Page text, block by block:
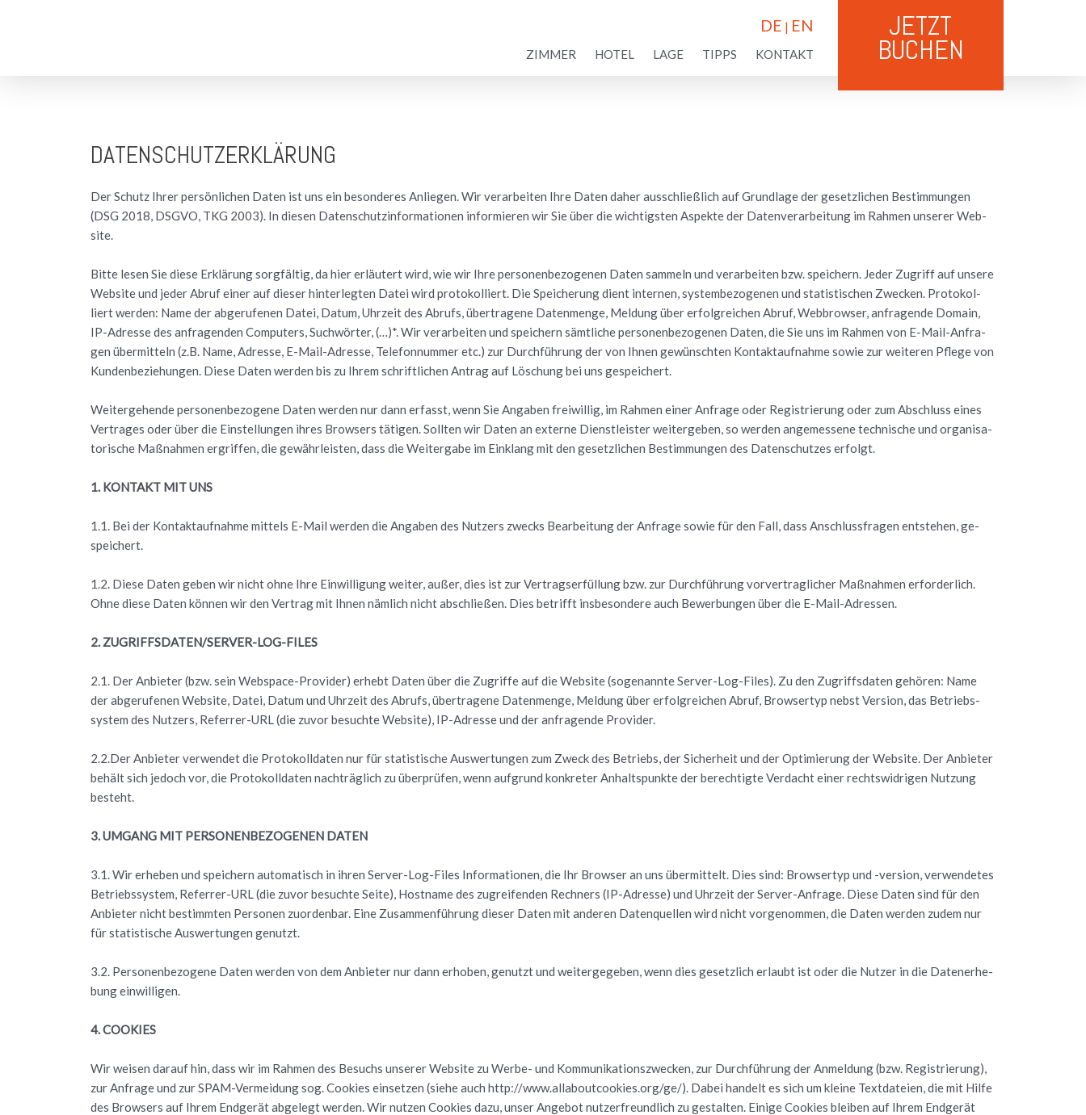
DE | EN
ZIMMER HOTEL LAGE TIPPS KONTAKT
JETZT
BUCHEN
DATENSCHUTZERKLÄRUNG
Der Schutz Ihrer per­sön­li­chen Daten ist uns ein be­son­de­res An­lie­gen. Wir ver­ar­bei­ten Ihre Daten daher aus­schlie­ß­lich auf Grund­la­ge der ge­setz­li­chen Be­stim­mun­gen
(DSG 2018, DSGVO, TKG 2003). In die­sen Da­ten­schutz­in­for­ma­tio­nen in­for­mie­ren wir Sie über die wich­tigs­ten As­pek­te der Da­ten­ver­ar­bei­tung im Rah­men un­se­rer Web­
site.
Bitte lesen Sie diese Er­klä­rung sorg­fäl­tig, da hier er­läu­tert wird, wie wir Ihre per­so­nen­be­zo­ge­nen Daten sam­meln und ver­ar­bei­ten bzw. spei­chern. Jeder Zu­griff auf un­se­re
Web­site und jeder Abruf einer auf die­ser hin­ter­leg­ten Datei wird pro­to­kol­liert. Die Spei­che­rung dient in­ter­nen, sys­tem­be­zo­ge­nen und sta­tis­ti­schen Zwe­cken. Pro­to­kol­
liert wer­den: Name der ab­ge­ru­fe­nen Datei, Datum, Uhr­zeit des Ab­rufs, über­tra­ge­ne Da­ten­men­ge, Mel­dung über er­folg­rei­chen Abruf, Web­brow­ser, an­fra­gen­de Do­main,
IP-Adres­se des an­fra­gen­den Com­pu­ters, Such­wör­ter, (…)*. Wir ver­ar­bei­ten und spei­chern sämt­li­che per­so­nen­be­zo­ge­nen Daten, die Sie uns im Rah­men von E-Mail-An­fra­
gen über­mit­teln (z.B. Name, Adres­se, E-Mail-Adres­se, Te­le­fon­num­mer etc.) zur Durch­füh­rung der von Ihnen ge­wünsch­ten Kon­takt­auf­nah­me sowie zur wei­te­ren Pfle­ge von
Kun­den­be­zie­hun­gen. Diese Daten wer­den bis zu Ihrem schrift­li­chen An­trag auf Lö­schung bei uns ge­spei­chert.
Wei­ter­ge­hen­de per­so­nen­be­zo­ge­ne Daten wer­den nur dann er­fasst, wenn Sie An­ga­ben frei­wil­lig, im Rah­men einer An­fra­ge oder Re­gis­trie­rung oder zum Ab­schluss eines
Ver­tra­ges oder über die Ein­stel­lun­gen ihres Brow­sers tä­ti­gen. Soll­ten wir Daten an ex­ter­ne Dienst­leis­ter wei­ter­ge­ben, so wer­den an­ge­mes­se­ne tech­ni­sche und or­ga­ni­sa­
to­ri­sche Maß­nah­men er­grif­fen, die ge­währ­leis­ten, dass die Wei­ter­ga­be im Ein­klang mit den ge­setz­li­chen Be­stim­mun­gen des Da­ten­schut­zes er­folgt.
1. KON­TAKT MIT UNS
1.1. Bei der Kon­takt­auf­nah­me mit­tels E-Mail wer­den die An­ga­ben des Nut­zers zwecks Be­ar­bei­tung der An­fra­ge sowie für den Fall, dass An­schluss­fra­gen ent­ste­hen, ge­
spei­chert.
1.2. Diese Daten geben wir nicht ohne Ihre Ein­wil­li­gung wei­ter, außer, dies ist zur Ver­trags­er­fül­lung bzw. zur Durch­füh­rung vor­ver­trag­li­cher Maß­nah­men er­for­der­lich.
Ohne diese Daten kön­nen wir den Ver­trag mit Ihnen näm­lich nicht ab­schlie­ßen. Dies be­trifft ins­be­son­de­re auch Be­wer­bun­gen über die E-Mail-Adres­sen.
2. ZU­GRIFFS­DA­TEN/SER­VER-LOG-FILES
2.1. Der An­bie­ter (bzw. sein Webs­pace-Pro­vi­der) er­hebt Daten über die Zu­grif­fe auf die Web­site (so­ge­nann­te Ser­ver-Log-Files). Zu den Zu­griffs­da­ten ge­hö­ren: Name
der ab­ge­ru­fe­nen Web­site, Datei, Datum und Uhr­zeit des Ab­rufs, über­tra­ge­ne Da­ten­men­ge, Mel­dung über er­folg­rei­chen Abruf, Brow­ser­typ nebst Ver­si­on, das Be­triebs­
sys­tem des Nut­zers, Re­fer­rer-URL (die zuvor be­such­te Web­site), IP-Adres­se und der an­fra­gen­de Pro­vi­der.
2.2.Der An­bie­ter ver­wen­det die Pro­to­koll­da­ten nur für sta­tis­ti­sche Aus­wer­tun­gen zum Zweck des Be­triebs, der Si­cher­heit und der Op­ti­mie­rung der Web­site. Der An­bie­ter
be­hält sich je­doch vor, die Pro­to­koll­da­ten nach­träg­lich zu über­prü­fen, wenn auf­grund kon­kre­ter An­halts­punk­te der be­rech­tig­te Ver­dacht einer rechts­wid­ri­gen Nut­zung
be­steht.
3. UM­GANG MIT PER­SO­NEN­BE­ZO­GE­NEN DATEN
3.1. Wir er­he­ben und spei­chern au­to­ma­tisch in ihren Ser­ver-Log-Files In­for­ma­tio­nen, die Ihr Brow­ser an uns über­mit­telt. Dies sind: Brow­ser­typ und -ver­si­on, ver­wen­de­tes
Be­triebs­sys­tem, Re­fer­rer-URL (die zuvor be­such­te Seite), Host­na­me des zu­grei­fen­den Rech­ners (IP-Adres­se) und Uhr­zeit der Ser­ver-An­fra­ge. Diese Daten sind für den
An­bie­ter nicht be­stimm­ten Per­so­nen zu­or­den­bar. Eine Zu­sam­men­füh­rung die­ser Daten mit an­de­ren Da­ten­quel­len wird nicht vor­ge­nom­men, die Daten wer­den zudem nur
für sta­tis­ti­sche Aus­wer­tun­gen ge­nutzt.
3.2. Per­so­nen­be­zo­ge­ne Daten wer­den von dem An­bie­ter nur dann er­ho­ben, ge­nutzt und wei­ter­ge­ge­ben, wenn dies ge­setz­lich er­laubt ist oder die Nut­zer in die Da­ten­er­he­
bung ein­wil­li­gen.
4. COO­KIES
Wir wei­sen dar­auf hin, dass wir im Rah­men des Be­suchs un­se­rer Web­site zu Werbe- und Kom­mu­ni­ka­ti­ons­zwe­cken, zur Durch­füh­rung der An­mel­dung (bzw. Re­gis­trie­rung),
zur An­fra­ge und zur SPAM-Ver­mei­dung sog. Coo­kies ein­set­zen (siehe auch http://www.allaboutcookies.org/ge/). Dabei han­delt es sich um klei­ne Text­da­tei­en, die mit Hilfe
des Brow­sers auf Ihrem End­ge­rät ab­ge­legt wer­den. Wir nut­zen Coo­kies dazu, unser An­ge­bot nut­zer­freund­lich zu ge­stal­ten. Ei­ni­ge Coo­kies blei­ben auf Ihrem End­ge­rät